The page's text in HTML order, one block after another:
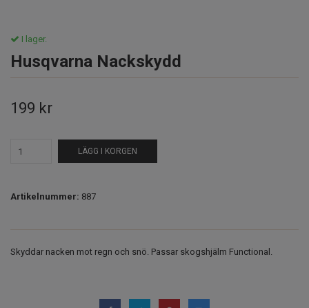
I lager.
Husqvarna Nackskydd
199 kr
LÄGG I KORGEN
Artikelnummer: 887
Skyddar nacken mot regn och snö. Passar skogshjälm Functional.